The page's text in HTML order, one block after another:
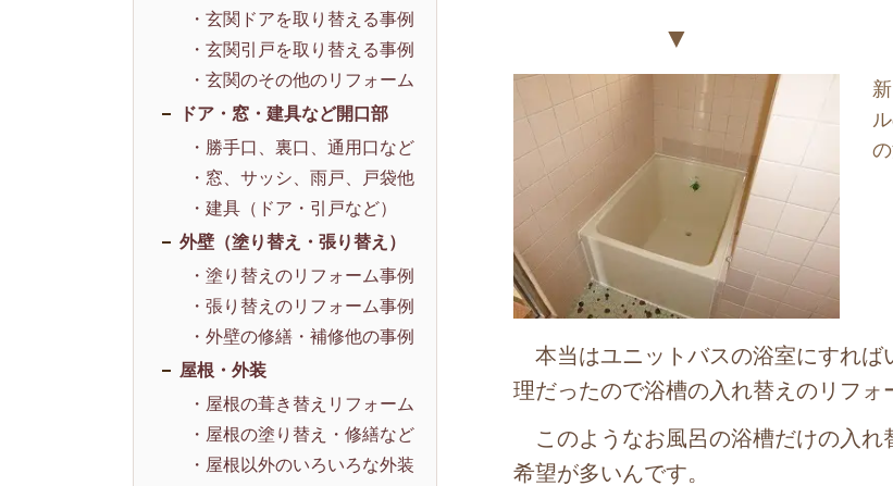
▼
本当はユニットバスの浴室にすれば
理だったので浴槽の入れ替えのリフォ
このようなお風呂の浴槽だけの入れ
希望が多いんです。
・玄関ドアを取り替える事例
・玄関引戸を取り替える事例
・玄関のその他のリフォーム
ドア・窓・建具など開口部
・勝手口、裏口、通用口など
・窓、サッシ、雨戸、戸袋他
・建具（ドア・引戸など）
外壁（塗り替え・張り替え）
・塗り替えのリフォーム事例
・張り替えのリフォーム事例
・外壁の修繕・補修他の事例
屋根・外装
・屋根の葺き替えリフォーム
・屋根の塗り替え・修繕など
・屋根以外のいろいろな外装